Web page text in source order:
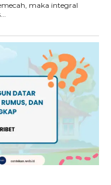
maka integral